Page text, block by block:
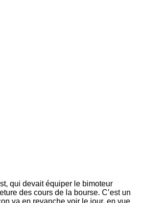
qui devait équiper le bimoteur
des cours de la bourse. C’est un
va en revanche voir le jour, en vue